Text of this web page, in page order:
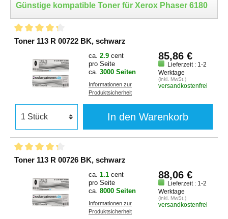
Günstige kompatible Toner für Xerox Phaser 6180
Toner 113 R 00722 BK, schwarz
ca. 2.9 cent
pro Seite
ca. 3000 Seiten
Informationen zur
Produktsicherheit
85,86 €
Lieferzeit : 1-2
Werktage
(inkl. MwSt.)
versandkostenfrei
In den Warenkorb
Toner 113 R 00726 BK, schwarz
ca. 1.1 cent
pro Seite
ca. 8000 Seiten
Informationen zur
Produktsicherheit
88,06 €
Lieferzeit : 1-2
Werktage
(inkl. MwSt.)
versandkostenfrei